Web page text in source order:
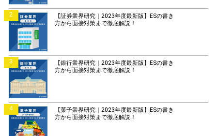
2
【証券業界研究｜2023年度最新版】ESの書き
方から面接対策まで徹底解説！
3
【銀行業界研究｜2023年度最新版】ESの書き
方から面接対策まで徹底解説！
4
【菓子業界研究｜2023年度最新版】ESの書き
方から面接対策まで徹底解説！